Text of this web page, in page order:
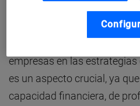
Antonio Bonet, presidente
empresas en las
es un aspecto crucial, ya
capacidad financiera, de